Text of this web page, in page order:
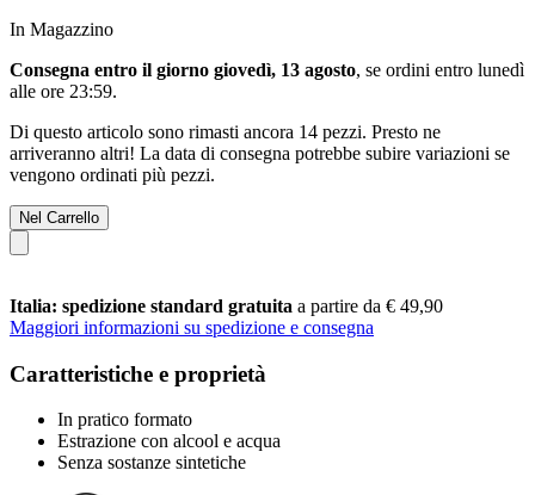
In Magazzino
Consegna entro il giorno giovedì, 13 agosto, se ordini entro lunedì
alle ore 23:59.
Di questo articolo sono rimasti ancora 14 pezzi. Presto ne
arriveranno altri! La data di consegna potrebbe subire variazioni se
vengono ordinati più pezzi.
Nel Carrello
Italia: spedizione standard gratuita a partire da € 49,90
Maggiori informazioni su spedizione e consegna
Caratteristiche e proprietà
In pratico formato
Estrazione con alcool e acqua
Senza sostanze sintetiche